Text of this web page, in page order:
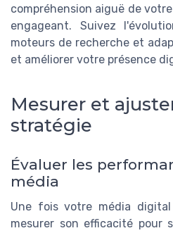
compréhension aiguë de
engageant. Suivez
moteurs de recherche et
et améliorer votre présence
Mesurer et
stratégie
Évaluer les
média
Une fois votre média
mesurer son efficacité pour